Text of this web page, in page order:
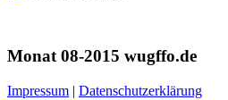
Monat 08-2015 wugffo.de
Impressum | Datenschutzerklärung